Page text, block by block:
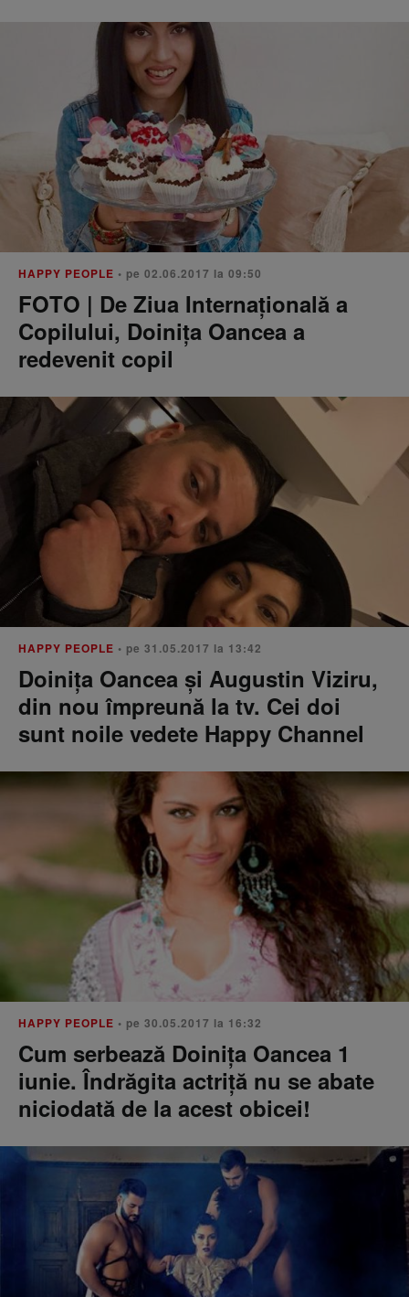
HAPPY PEOPLE • pe 02.06.2017 la 09:50
FOTO | De Ziua Internațională a
Copilului, Doinița Oancea a
redevenit copil
HAPPY PEOPLE • pe 31.05.2017 la 13:42
Doinița Oancea și Augustin Viziru,
din nou împreună la tv. Cei doi
sunt noile vedete Happy Channel
HAPPY PEOPLE • pe 30.05.2017 la 16:32
Cum serbează Doinița Oancea 1
iunie. Îndrăgita actriță nu se abate
niciodată de la acest obicei!